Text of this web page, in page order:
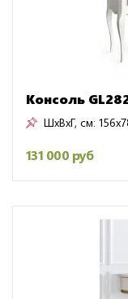
Консоль
ШxВxГ, см:
131 000 руб